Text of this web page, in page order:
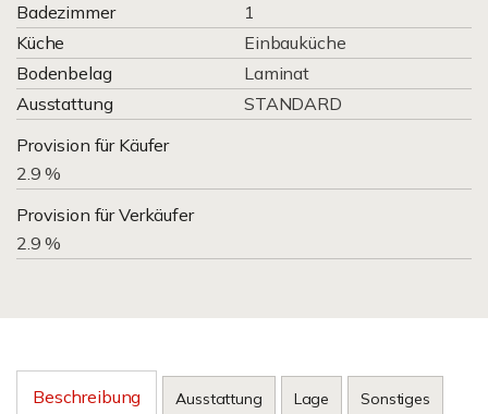
Badezimmer
1
Küche
Einbauküche
Bodenbelag
Laminat
Ausstattung
STANDARD
Provision für Käufer
2.9 %
Provision für Verkäufer
2.9 %
Beschreibung Ausstattung Lage Sonstiges